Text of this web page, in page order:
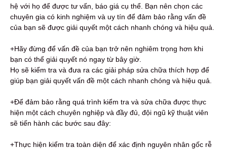
hệ với họ để được tư vấn, báo giá cụ thể. Bạn nên chọn các
chuyên gia có kinh nghiệm và uy tín để đảm bảo rằng vấn đề
của bạn sẽ được giải quyết một cách nhanh chóng và hiệu quả.
+Hãy đừng để vấn đề của bạn trở nên nghiêm trọng hơn khi
bạn có thể giải quyết nó ngay từ bây giờ.
Họ sẽ kiểm tra và đưa ra các giải pháp sửa chữa thích hợp để
giúp bạn giải quyết vấn đề một cách nhanh chóng và hiệu quả.
+Để đảm bảo rằng quá trình kiểm tra và sửa chữa được thực
hiện một cách chuyên nghiệp và đầy đủ, đội ngũ kỹ thuật viên
sẽ tiến hành các bước sau đây:
+Thực hiện kiểm tra toàn diện để xác định nguyên nhân gốc rễ